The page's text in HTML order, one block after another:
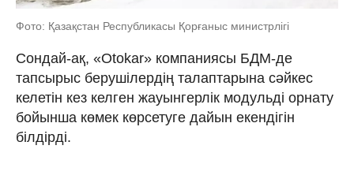
Фото: Қазақстан Республикасы Қорғаныс министрлігі
Сондай-ақ, «Otokar» компаниясы БДМ-де
тапсырыс берушілердің талаптарына сәйкес
келетін кез келген жауынгерлік модульді орнату
бойынша көмек көрсетуге дайын екендігін
білдірді.